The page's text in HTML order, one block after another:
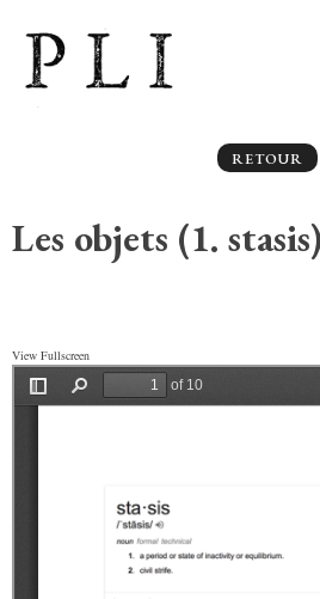
RETOUR
Les objets (1. stasis)
View Fullscreen